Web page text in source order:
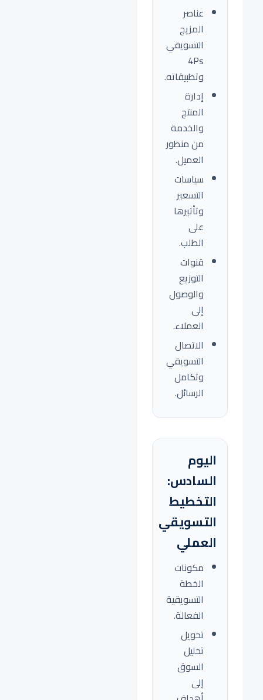
عناصر
المزيج
التسويقي
4Ps
وتطبيقاته.
إدارة
المنتج
والخدمة
من منظور
العميل.
سياسات
التسعير
وتأثيرها
على
الطلب.
قنوات
التوزيع
والوصول
إلى
العملاء.
الاتصال
التسويقي
وتكامل
الرسائل.
اليوم
السادس:
التخطيط
التسويقي
العملي
مكونات
الخطة
التسويقية
الفعالة.
تحويل
تحليل
السوق
إلى